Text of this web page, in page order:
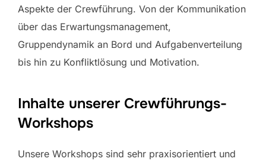
Aspekte der Crewführung. Von der Kommunikation
über das Erwartungsmanagement,
Gruppendynamik an Bord und Aufgabenverteilung
bis hin zu Konfliktlösung und Motivation.
Inhalte unserer Crewführungs-
Workshops
Unsere Workshops sind sehr praxisorientiert und